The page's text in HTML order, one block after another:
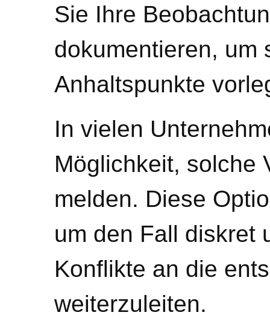
Sie Ihre
dokumentieren, um
Anhaltspunkte
In vielen
Möglichkeit, solche
melden. Diese
um den Fall diskret
Konflikte an die
weiterzuleiten.